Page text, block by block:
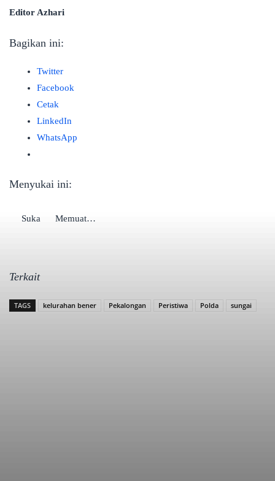
Editor Azhari
Bagikan ini:
Twitter
Facebook
Cetak
LinkedIn
WhatsApp
Menyukai ini:
Suka Memuat…
Terkait
TAGS kelurahan bener Pekalongan Peristiwa Polda sungai